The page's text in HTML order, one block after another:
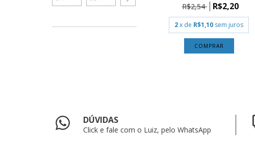
R$2,54 R$2,20
2x de R$1,10 sem juros
COMPRAR
DÚVIDAS
Click e fale com o Luiz, pelo WhatsApp